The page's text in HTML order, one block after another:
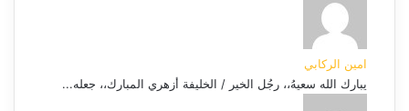
امين الركابي
يبارك الله سعيهُ،، رجُل الخير / الخليفة أزهري المبارك،، جعله...